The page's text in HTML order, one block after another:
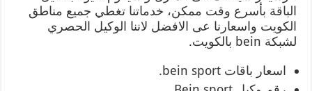
الباقة بأسرع وقت ممكن، خدماتنا تغطي جميع مناطق
الكويت واسعارنا عى الافضل لاننا الوكيل الحصري
لشبكة bein بالكويت.
اسعار باقات bein sport.